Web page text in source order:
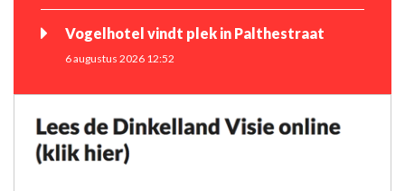
Vogelhotel vindt plek in Palthestraat
6 augustus 2026 12:52